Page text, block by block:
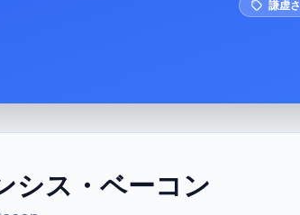
謙虚さ
シス・ベーコン